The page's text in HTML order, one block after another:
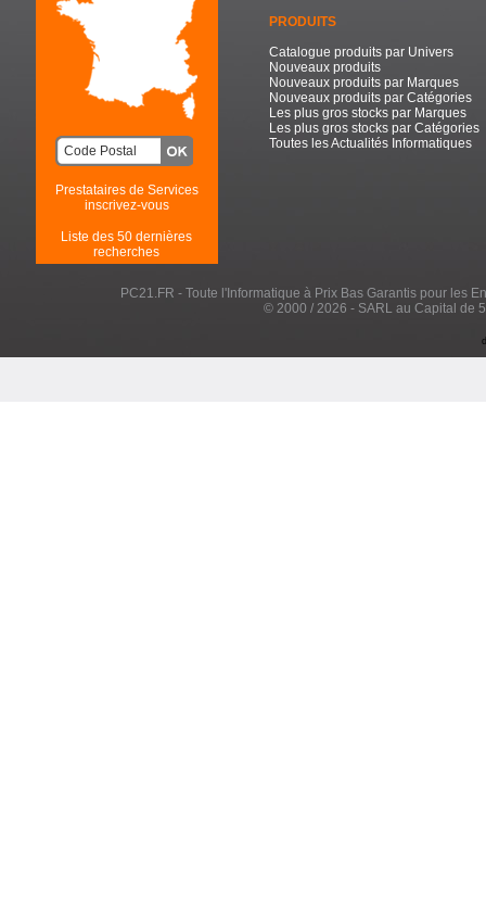
Prestataires de Services
inscrivez-vous
Liste des 50 dernières
recherches
PRODUITS
Catalogue produits par Univers
Nouveaux produits
Nouveaux produits par Marques
Nouveaux produits par Catégories
Les plus gros stocks par Marques
Les plus gros stocks par Catégories
Toutes les Actualités Informatiques
PC21.FR - Toute l'Informatique à Prix Bas Garantis pour les
© 2000 / 2026 - SARL au Capital de